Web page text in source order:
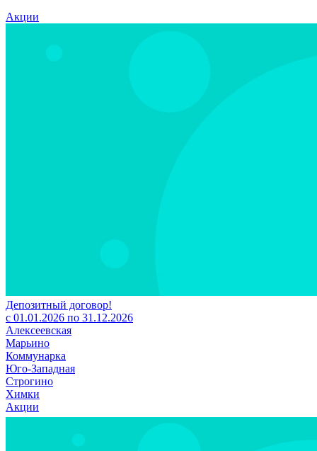
Акции
Депозитный договор!
с 01.01.2026 по 31.12.2026
Алексеевская
Марьино
Коммунарка
Юго-Западная
Строгино
Химки
Акции